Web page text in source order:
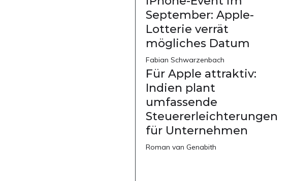
September: Apple-
Lotterie verrät
mögliches Datum
Fabian Schwarzenbach
Für Apple attraktiv:
Indien plant
umfassende
Steuererleichterungen
für Unternehmen
Roman van Genabith